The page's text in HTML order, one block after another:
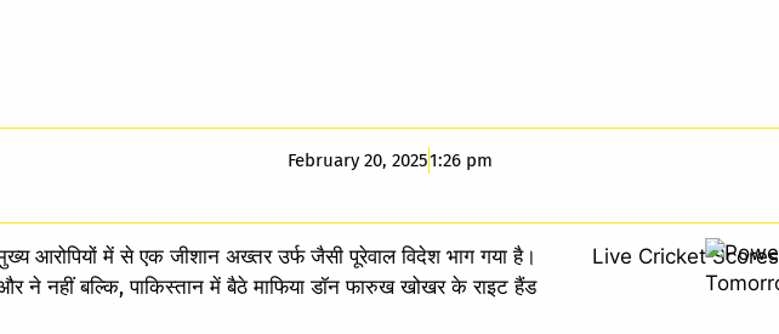
February 20, 20251:26 pm
आरोपियों में से एक जीशान अख्तर उर्फ जैसी पूरेवाल विदेश भाग गया है।
ने नहीं बल्कि, पाकिस्तान में बैठे माफिया डॉन फारुख खोखर के राइट हैंड
Live Cricket Scores